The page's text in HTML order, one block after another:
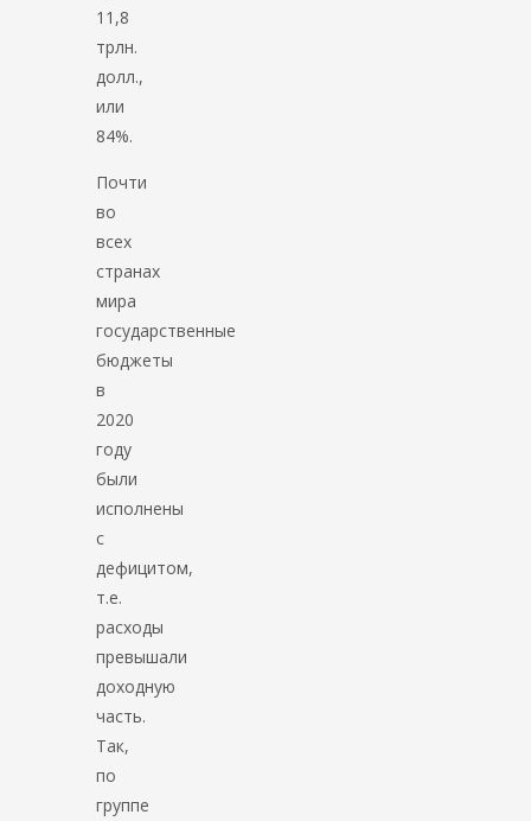
11,8
трлн.
долл.,
или
84%.
Почти
во
всех
странах
мира
государственные
бюджеты
в
2020
году
были
исполнены
с
дефицитом,
т.е.
расходы
превышали
доходную
часть.
Так,
по
группе